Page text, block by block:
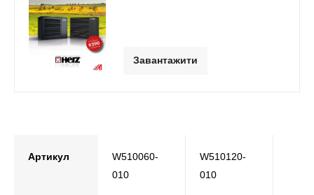
Завантажити
Артикул
W510060-
010
W510120-
010